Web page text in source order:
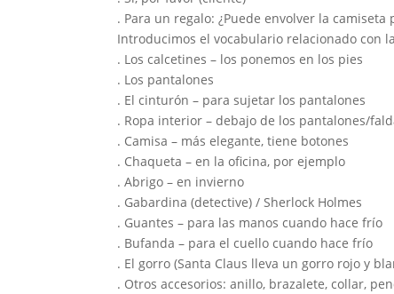
. Para un regalo: ¿Puede envolver la camiseta
Introducimos el vocabulario relacionado con
. Los calcetines – los ponemos en los pies
. Los pantalones
. El cinturón – para sujetar los pantalones
. Ropa interior – debajo de los pantalones/
. Camisa – más elegante, tiene botones
. Chaqueta – en la oficina, por ejemplo
. Abrigo – en invierno
. Gabardina (detective) / Sherlock Holmes
. Guantes – para las manos cuando hace frío
. Bufanda – para el cuello cuando hace frío
. El gorro (Santa Claus lleva un gorro rojo y
. Otros accesorios: anillo, brazalete, collar,